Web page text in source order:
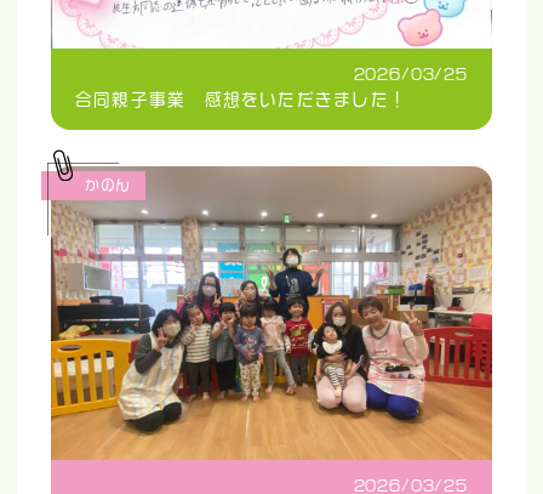
2026/03/25
合同親子事業 感想をいただきました！
2026/03/25
かのん